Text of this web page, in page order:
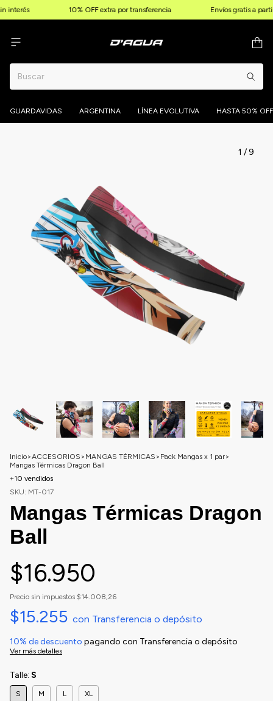
interés 10% OFF extra por transferencia Envíos gratis a
GUARDAVIDAS ARGENTINA LÍNEA EVOLUTIVA HASTA 50% OFF
1 /9
Inicio>ACCESORIOS > MANGAS TÉRMICAS > Pack Mangas x 1 par>
Mangas Térmicas Dragon Ball
+10 vendidos
SKU: MT-017
Mangas Térmicas Dragon
Ball
$16.950
Precio sin impuestos $14.008,26
$15.255 con Transferencia o depósito
10% de descuento pagando con Transferencia o depósito
Ver más detalles
Talle: S
S M L XL